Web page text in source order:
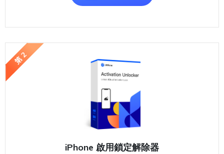
第 2
iPhone 啟用鎖定解除器